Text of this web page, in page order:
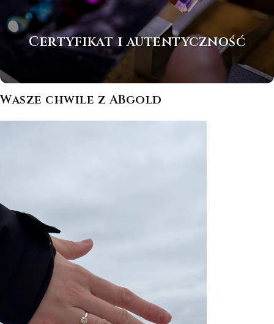
Certyfikat i autentyczność
Wasze chwile z ABgold